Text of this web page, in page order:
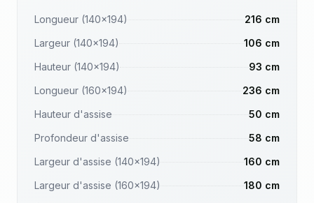
Longueur (140x194)
216 cm
Largeur (140x194)
106 cm
Hauteur (140x194)
93 cm
Longueur (160x194)
236 cm
Hauteur d'assise
50 cm
Profondeur d'assise
58 cm
Largeur d'assise (140x194)
160 cm
Largeur d'assise (160x194)
180 cm